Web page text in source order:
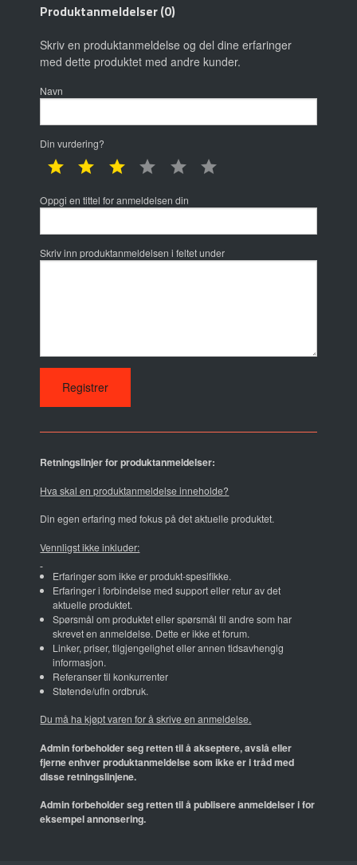
Produktanmeldelser (0)
Skriv en produktanmeldelse og del dine erfaringer
med dette produktet med andre kunder.
Navn
Din vurdering?
1 star 2 star 3 star 4 star 5 star
Oppgi en tittel for anmeldelsen din
Skriv inn produktanmeldelsen i feltet under
Retningslinjer for produktanmeldelser:
Hva skal en produktanmeldelse inneholde?
Din egen erfaring med fokus på det aktuelle produktet.
Vennligst ikke inkluder:
Erfaringer som ikke er produkt-spesifikke.
Erfaringer i forbindelse med support eller retur av det
aktuelle produktet.
Spørsmål om produktet eller spørsmål til andre som har
skrevet en anmeldelse. Dette er ikke et forum.
Linker, priser, tilgjengelighet eller annen tidsavhengig
informasjon.
Referanser til konkurrenter
Støtende/ufin ordbruk.
Du må ha kjøpt varen for å skrive en anmeldelse.
Admin forbeholder seg retten til å akseptere, avslå eller
fjerne enhver produktanmeldelse som ikke er i tråd med
disse retningslinjene.
Admin forbeholder seg retten til å publisere anmeldelser i for
eksempel annonsering.